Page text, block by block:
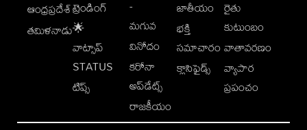
ఆంధ్రప్రదేశ్
తమిళనాడు
ట్రెండింగ్
🌟
వాట్సాప్
STATUS
టిప్స్
-
మగువ
వినోదం
కరోనా
అప్‌డేట్స్
రాజకీయం
జాతీయం
భక్తి
సమాచారం
క్లాసిఫైడ్స్
రైతు
కుటుంబం
వాతావరణం
వ్యాపార
ప్రపంచం